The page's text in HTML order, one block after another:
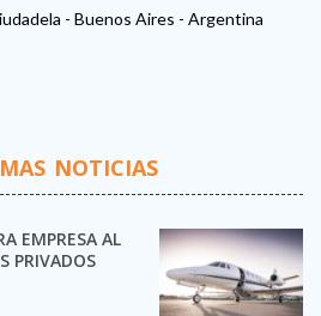
- Buenos Aires - Argentina
NOTICIAS
EMPRESA AL
PRIVADOS